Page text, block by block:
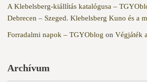
A Klebelsberg-kiállítás katalógusa –
Debrecen – Szeged. Klebelsberg Kuno és a
Forradalmi napok – TGYOblog on Végjáték
Archívum